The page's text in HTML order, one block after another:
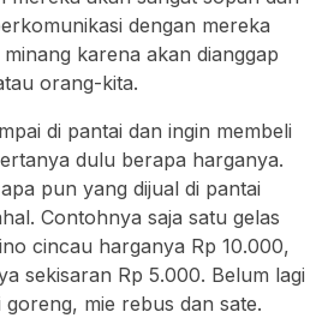
dengan mereka
karena akan dianggap
orang-kita.
di pantai dan ingin membeli
dulu berapa harganya.
pun yang dijual di pantai
Contohnya saja satu gelas
cincau harganya Rp 10.000,
sekisaran Rp 5.000. Belum lagi
mie rebus dan sate.